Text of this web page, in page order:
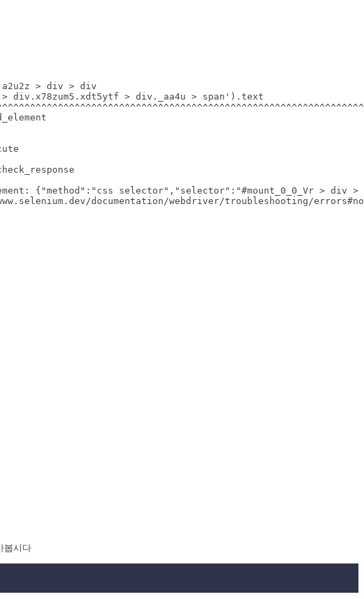
> div > div
div.x78zum5.xdt5ytf > div._aa4u > span').text
check_response
{"method":"css
documentation/webdriver/troubleshooting/
시다